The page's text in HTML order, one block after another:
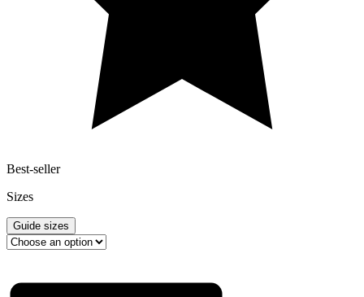
Best-seller
Sizes
Guide sizes